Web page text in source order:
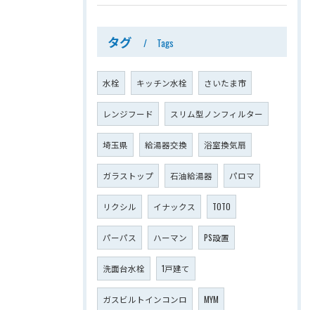
タグ Tags
水栓 キッチン水栓 さいたま市
レンジフード スリム型ノンフィルター
埼玉県 給湯器交換 浴室換気扇
ガラストップ 石油給湯器 パロマ
リクシル イナックス TOTO
パーパス ハーマン PS設置
洗面台水栓 1戸建て
ガスビルトインコンロ MYM